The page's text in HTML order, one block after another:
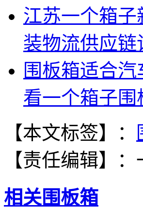
江苏一个箱子
装物流供应链
围板箱适合
看一个箱子围
【本文标签】：
【责任编辑】：
相关围板箱